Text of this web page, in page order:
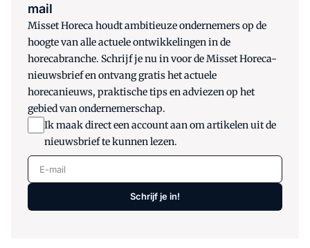
mail
Misset Horeca houdt ambitieuze ondernemers op de
hoogte van alle actuele ontwikkelingen in de
horecabranche. Schrijf je nu in voor de Misset Horeca-
nieuwsbrief en ontvang gratis het actuele
horecanieuws, praktische tips en adviezen op het
gebied van ondernemerschap.
Ik maak direct een account aan om artikelen uit de
nieuwsbrief te kunnen lezen.
E-mail
Schrijf je in!